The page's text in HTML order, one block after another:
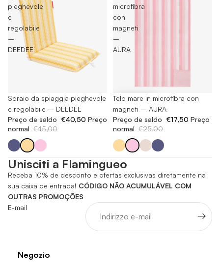
pieghevole
e
regolabile
–
DEEDEE
Esaurito
Sdraio da spiaggia pieghevole
e regolabile – DEEDEE
Preço de saldo €40,50 Preço
normal €45,00
microfibra
con
magneti
–
AURA
-30%
Telo mare in microfibra con
magneti – AURA
Preço de saldo €17,50 Preço
normal €25,00
Unisciti a Flamingueo
Receba 10% de desconto e ofertas exclusivas diretamente na
sua caixa de entrada! CÓDIGO NÃO ACUMULÁVEL COM
OUTRAS PROMOÇÕES
E-mail
Negozio